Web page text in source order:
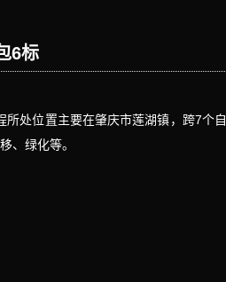
6标
处位置主要在肇庆市莲湖镇，跨7个自
、绿化等。